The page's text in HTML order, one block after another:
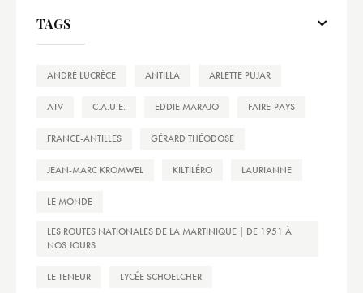
TAGS
ANDRÉ LUCRÈCE ANTILLA ARLETTE PUJAR
ATV C.A.U.E. EDDIE MARAJO FAIRE-PAYS
FRANCE-ANTILLES GÉRARD THÉODOSE
JEAN-MARC KROMWEL KILTILÉRO LAURIANNE
LE MONDE
LES ROUTES NATIONALES DE LA MARTINIQUE | DE 1951 À
NOS JOURS
LE TENEUR LYCÉE SCHOELCHER